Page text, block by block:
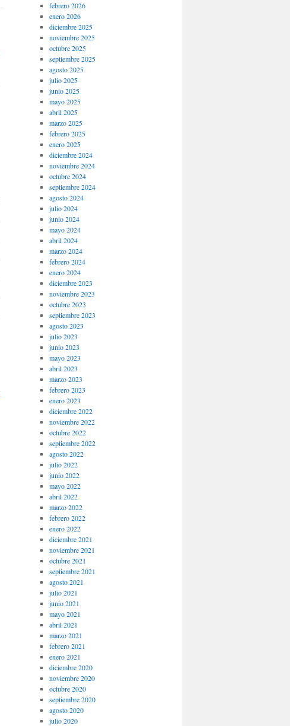
febrero 2026
enero 2026
diciembre 2025
noviembre 2025
octubre 2025
septiembre 2025
agosto 2025
julio 2025
junio 2025
mayo 2025
abril 2025
marzo 2025
febrero 2025
enero 2025
diciembre 2024
noviembre 2024
octubre 2024
septiembre 2024
agosto 2024
julio 2024
junio 2024
mayo 2024
abril 2024
marzo 2024
febrero 2024
enero 2024
diciembre 2023
noviembre 2023
octubre 2023
septiembre 2023
agosto 2023
julio 2023
junio 2023
mayo 2023
abril 2023
marzo 2023
febrero 2023
enero 2023
diciembre 2022
noviembre 2022
octubre 2022
septiembre 2022
agosto 2022
julio 2022
junio 2022
mayo 2022
abril 2022
marzo 2022
febrero 2022
enero 2022
diciembre 2021
noviembre 2021
octubre 2021
septiembre 2021
agosto 2021
julio 2021
junio 2021
mayo 2021
abril 2021
marzo 2021
febrero 2021
enero 2021
diciembre 2020
noviembre 2020
octubre 2020
septiembre 2020
agosto 2020
julio 2020